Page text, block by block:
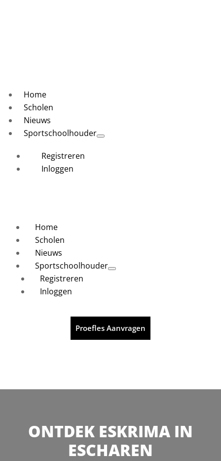
Home
Scholen
Nieuws
Sportschoolhouder
Registreren
Inloggen
Home
Scholen
Nieuws
Sportschoolhouder
Registreren
Inloggen
Proefles Aanvragen
ONTDEK ESKRIMA IN
ESCHAREN